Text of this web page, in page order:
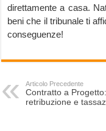
direttamente a casa.
beni che il tribunale ti
conseguenze!
Articolo Precedente
Contratto a Progetto:
retribuzione e